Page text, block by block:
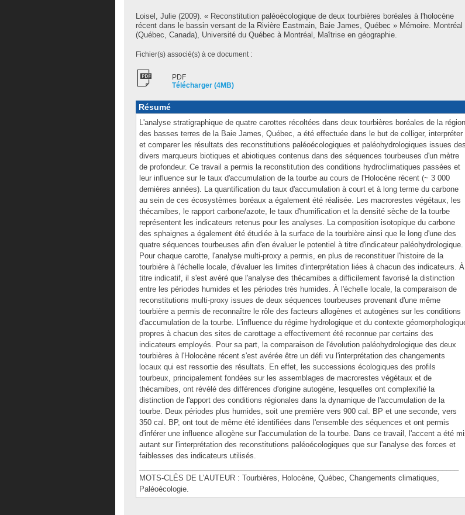
Loisel, Julie (2009). « Reconstitution paléoécologique de deux tourbières boréales à l'holocène
récent dans le bassin versant de la Rivière Eastmain, Baie James, Québec » Mémoire. Montréal
(Québec, Canada), Université du Québec à Montréal, Maîtrise en géographie.
Fichier(s) associé(s) à ce document :
PDF
Télécharger (4MB)
Résumé
L'analyse stratigraphique de quatre carottes récoltées dans deux tourbières boréales de la région
des basses terres de la Baie James, Québec, a été effectuée dans le but de colliger, interpréter
et comparer les résultats des reconstitutions paléoécologiques et paléohydrologiques issues des
divers marqueurs biotiques et abiotiques contenus dans des séquences tourbeuses d'un mètre
de profondeur. Ce travail a permis la reconstitution des conditions hydroclimatiques passées et
leur influence sur le taux d'accumulation de la tourbe au cours de l'Holocène récent (~ 3 000
dernières années). La quantification du taux d'accumulation à court et à long terme du carbone
au sein de ces écosystèmes boréaux a également été réalisée. Les macrorestes végétaux, les
thécamibes, le rapport carbone/azote, le taux d'humification et la densité sèche de la tourbe
représentent les indicateurs retenus pour les analyses. La composition isotopique du carbone
des sphaignes a également été étudiée à la surface de la tourbière ainsi que le long d'une des
quatre séquences tourbeuses afin d'en évaluer le potentiel à titre d'indicateur paléohydrologique.
Pour chaque carotte, l'analyse multi-proxy a permis, en plus de reconstituer l'histoire de la
tourbière à l'échelle locale, d'évaluer les limites d'interprétation liées à chacun des indicateurs. À
titre indicatif, il s'est avéré que l'analyse des thécamibes a difficilement favorisé la distinction
entre les périodes humides et les périodes très humides. À l'échelle locale, la comparaison de
reconstitutions multi-proxy issues de deux séquences tourbeuses provenant d'une même
tourbière a permis de reconnaître le rôle des facteurs allogènes et autogènes sur les conditions
d'accumulation de la tourbe. L'influence du régime hydrologique et du contexte
propres à chacun des sites de carottage a effectivement été reconnue par certains des
indicateurs employés. Pour sa part, la comparaison de l'évolution paléohydrologique des deux
tourbières à l'Holocène récent s'est avérée être un défi vu l'interprétation des changements
locaux qui est ressortie des résultats. En effet, les successions écologiques des profils
tourbeux, principalement fondées sur les assemblages de macrorestes végétaux et de
thécamibes, ont révélé des différences d'origine autogène, lesquelles ont complexifié la
distinction de l'apport des conditions régionales dans la dynamique de l'accumulation de la
tourbe. Deux périodes plus humides, soit une première vers 900 cal. BP et une seconde, vers
350 cal. BP, ont tout de même été identifiées dans l'ensemble des séquences et ont permis
d'inférer une influence allogène sur l'accumulation de la tourbe. Dans ce travail, l'accent a été
autant sur l'interprétation des reconstitutions paléoécologiques que sur l'analyse des forces et
faiblesses des indicateurs utilisés.
MOTS-CLÉS DE L’AUTEUR : Tourbières, Holocène, Québec, Changements climatiques,
Paléoécologie.